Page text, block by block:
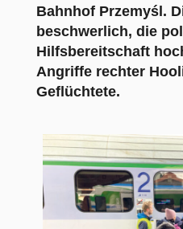
Bahnhof Przemyśl.
beschwerlich, die
Hilfsbereitschaft
Angriffe rechter
Geflüchtete.